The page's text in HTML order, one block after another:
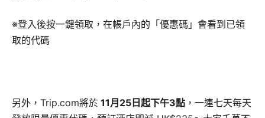
※登入後按一鍵領取，在帳戶內的「優惠碼」會看到已領
取的代碼
另外，Trip.com將於 11月25日起下午3點 ，一連七天每天